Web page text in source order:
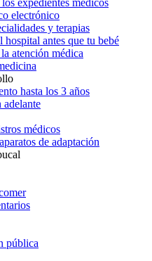
electrónico
y terapias
hospital antes que tu bebé
atención médica
hasta los 3 años
adelante
médicos
de adaptación
pública